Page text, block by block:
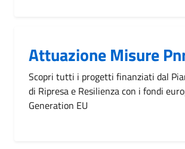
Attuazione Misure
Scopri tutti i progetti finanziati dal
di Ripresa e Resilienza con i fondi
Generation EU